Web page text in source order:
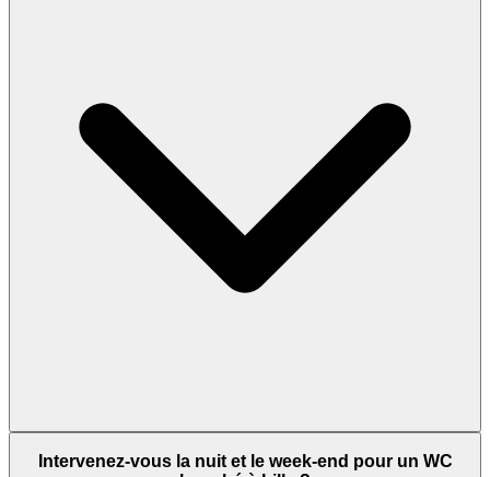
Intervenez-vous la nuit et le week-end pour un WC